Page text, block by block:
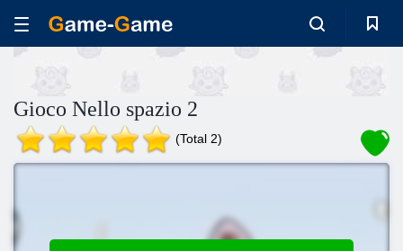
Gioco Nello spazio 2
(Total 2)